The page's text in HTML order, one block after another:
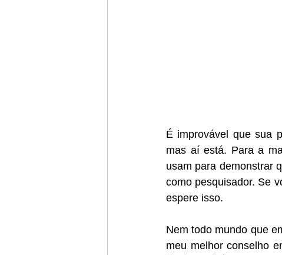
É improvável que sua
mas aí está. Para a
usam para demonstrar
como pesquisador. Se
espere isso.
Nem todo mundo que
meu melhor conselho